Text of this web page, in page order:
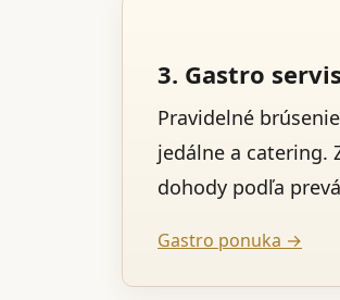
3. Gastro servis
Pravidelné
jedálne a catering.
dohody podľa
Gastro ponuka →